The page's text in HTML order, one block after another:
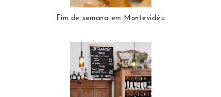
Fim de semana em Montevidéu